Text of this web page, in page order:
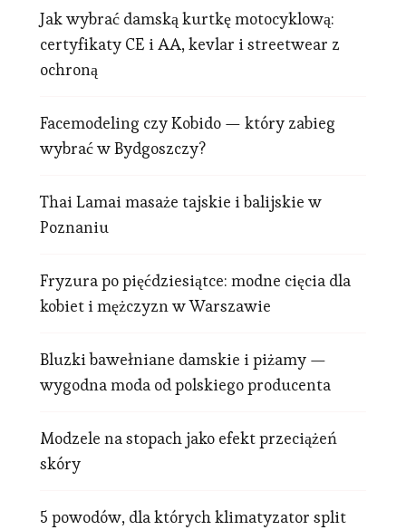
Jak wybrać damską kurtkę motocyklową:
certyfikaty CE i AA, kevlar i streetwear z
ochroną
Facemodeling czy Kobido — który zabieg
wybrać w Bydgoszczy?
Thai Lamai masaże tajskie i balijskie w
Poznaniu
Fryzura po pięćdziesiątce: modne cięcia dla
kobiet i mężczyzn w Warszawie
Bluzki bawełniane damskie i piżamy —
wygodna moda od polskiego producenta
Modzele na stopach jako efekt przeciążeń
skóry
5 powodów, dla których klimatyzator split